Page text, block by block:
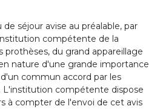
séjour avise au préalable, par
compétente de la
du grand appareillage
nature d'une grande importance
commun accord par les
compétente dispose
à compter de l'envoi de cet avis